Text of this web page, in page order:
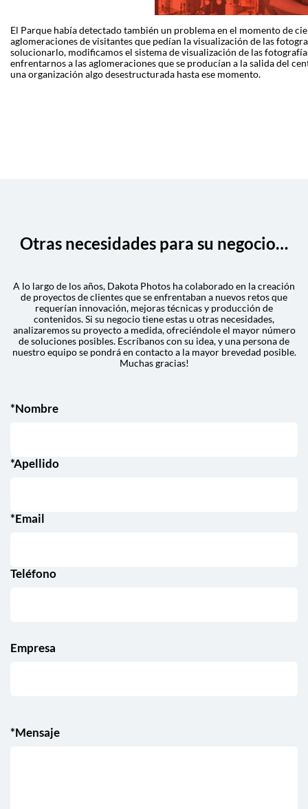
El Parque había detectado también un problema en el momento de
aglomeraciones de visitantes que pedían la visualización de las
solucionarlo, modificamos el sistema de visualización de las
enfrentarnos a las aglomeraciones que se producían a la salida del
una organización algo desestructurada hasta ese momento.
Otras necesidades para su negocio…
A lo largo de los años, Dakota Photos ha colaborado en la creación
de proyectos de clientes que se enfrentaban a nuevos retos que
requerían innovación, mejoras técnicas y producción de
contenidos. Si su negocio tiene estas u otras necesidades,
analizaremos su proyecto a medida, ofreciéndole el mayor número
de soluciones posibles. Escríbanos con su idea, y una persona de
nuestro equipo se pondrá en contacto a la mayor brevedad posible.
Muchas gracias!
*Nombre
*Apellido
*Email
Teléfono
Empresa
*Mensaje